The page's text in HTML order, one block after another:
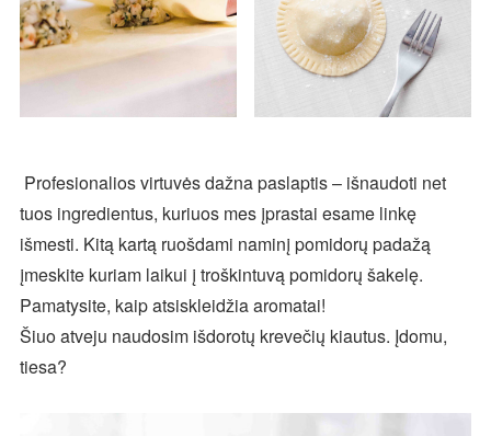
Profesionalios virtuvės dažna paslaptis – išnaudoti net
tuos ingredientus, kuriuos mes įprastai esame linkę
išmesti. Kitą kartą ruošdami naminį pomidorų padažą
įmeskite kuriam laikui į troškintuvą pomidorų šakelę.
Pamatysite, kaip atsiskleidžia aromatai!
Šiuo atveju naudosim išdorotų krevečių kiautus. Įdomu,
tiesa?